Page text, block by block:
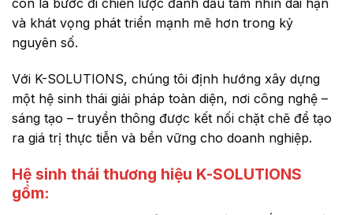
còn là bước đi chiến lược đánh dấu tầm nhìn dài hạn
và khát vọng phát triển mạnh mẽ hơn trong kỷ
nguyên số.
Với K-SOLUTIONS, chúng tôi định hướng xây dựng
một hệ sinh thái giải pháp toàn diện, nơi công nghệ –
sáng tạo – truyền thông được kết nối chặt chẽ để tạo
ra giá trị thực tiễn và bền vững cho doanh nghiệp.
Hệ sinh thái thương hiệu K-SOLUTIONS
gồm: